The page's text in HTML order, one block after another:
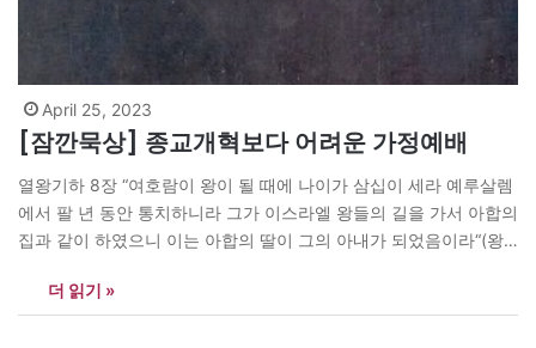
April 25, 2023
[잠깐묵상] 종교개혁보다 어려운 가정예배
열왕기하 8장 “여호람이 왕이 될 때에 나이가 삼십이 세라 예루살렘
에서 팔 년 동안 통치하니라 그가 이스라엘 왕들의 길을 가서 아합의
집과 같이 하였으니 이는 아합의 딸이 그의 아내가 되었음이라“(왕
아버지는 여호사밧입니다. 여호사밧은 남유다의 종교개혁을 이루어
냈던 왕입니다. 그런 아버지가 아들을 아합의 집안과 정략 결혼…
더 읽기 »